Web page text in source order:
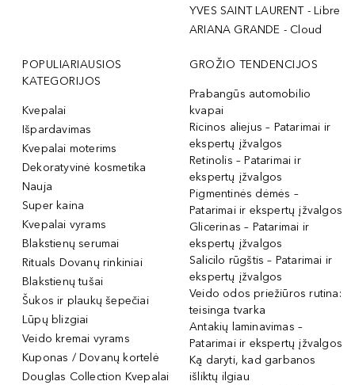
YVES SAINT LAURENT - Libre
ARIANA GRANDE - Cloud
POPULIARIAUSIOS
KATEGORIJOS
Kvepalai
Išpardavimas
Kvepalai moterims
Dekoratyvinė kosmetika
Nauja
Super kaina
Kvepalai vyrams
Blakstienų serumai
Rituals Dovanų rinkiniai
Blakstienų tušai
Šukos ir plaukų šepečiai
Lūpų blizgiai
Veido kremai vyrams
Kuponas / Dovanų kortelė
Douglas Collection Kvepalai
GROŽIO TENDENCIJOS
Prabangūs automobilio
kvapai
Ricinos aliejus – Patarimai ir
ekspertų įžvalgos
Retinolis – Patarimai ir
ekspertų įžvalgos
Pigmentinės dėmės –
Patarimai ir ekspertų įžvalgos
Glicerinas – Patarimai ir
ekspertų įžvalgos
Salicilo rūgštis – Patarimai ir
ekspertų įžvalgos
Veido odos priežiūros rutina:
teisinga tvarka
Antakių laminavimas –
Patarimai ir ekspertų įžvalgos
Ką daryti, kad garbanos
išliktų ilgiau